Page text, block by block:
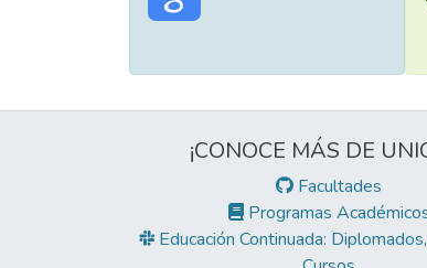
¡CONOCE MÁS DE
Facultades
Programas
Educación Continuada: